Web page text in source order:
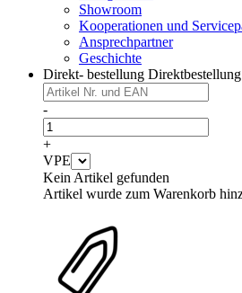
Showroom
Kooperationen und
Ansprechpartner
Geschichte
Direkt- bestellung Direktbestellung
-
+
VPE
Kein Artikel gefunden
Artikel wurde zum Warenkorb